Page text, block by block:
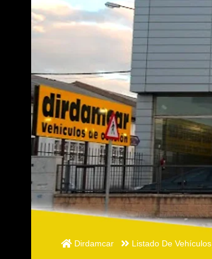
Dirdamcar Listado De Vehículos